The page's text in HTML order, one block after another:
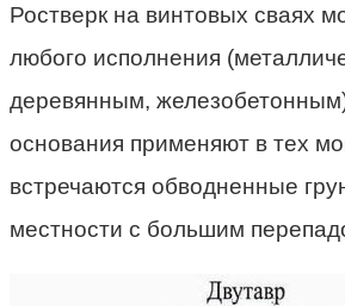
Ростверк на винтовых сваях
любого исполнения
деревянным,
основания применяют в тех
встречаются обводненные
местности с большим